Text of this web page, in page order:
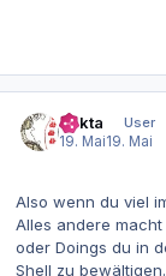
Dakta
User
19. Mai19. Mai
Also wenn du viel
Alles andere
oder Doings du in
Shell zu